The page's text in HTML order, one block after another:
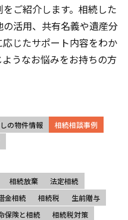
ご紹介します。相続した
活用、共有名義や遺産分
じたサポート内容をわか
うなお悩みをお持ちの方
の物件情報
相続相談事例
相続放棄
法定相続
金相続 相続税
生前贈与
保険と相続
相続税対策